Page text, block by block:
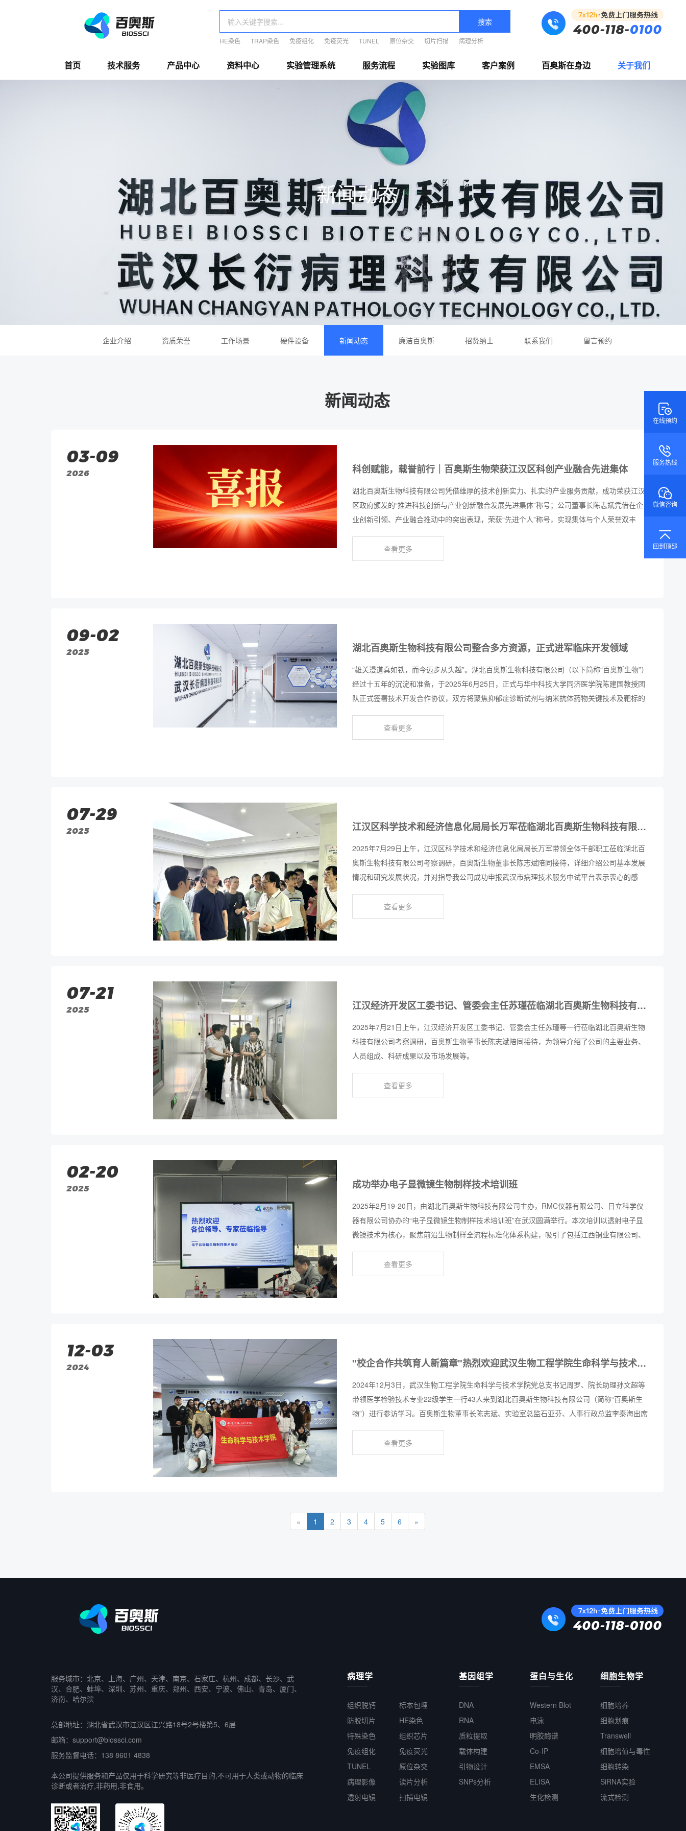
搜索
HE染色 TRAP染色 免疫组化 免疫荧光 TUNEL 原位杂交 切片扫描 病理分析
首页 技术服务 产品中心 资料中心 实验管理系统 服务流程 实验图库 客户案例 百奥斯在身边 关于我们
新闻动态
企业介绍 资质荣誉 工作场景 硬件设备 新闻动态 廉洁百奥斯 招贤纳士 联系我们 留言预约
新闻动态
03-09
2026 科创赋能，载誉前行｜百奥斯生物荣获江汉区科创产业融合先进集体
湖北百奥斯生物科技有限公司凭借雄厚的技术创新实力、扎实的产业服务贡献，成功荣获江汉
区政府颁发的“推进科技创新与产业创新融合发展先进集体”称号；公司董事长陈志斌凭借在企
业创新引领、产业融合推动中的突出表现，荣获“先进个人”称号，实现集体与个人荣誉双丰
查看更多
09-02
2025 湖北百奥斯生物科技有限公司整合多方资源，正式进军临床开发领域
“雄关漫道真如铁，而今迈步从头越”。湖北百奥斯生物科技有限公司（以下简称“百奥斯生物”）
经过十五年的沉淀和准备，于2025年6月25日，正式与华中科技大学同济医学院陈建国教授团
队正式签署技术开发合作协议，双方将聚焦抑郁症诊断试剂与纳米抗体药物关键技术及靶标的
此次合作标志着百奥斯生物正式布局抑郁症医药原创研发领域，是整合顶尖研发资源、迈向创
新药物与精准诊断的重要里程碑，拉开了向世界性攻坚难题进军的序幕。
查看更多
07-29
2025 江汉区科学技术和经济信息化局局长万军莅临湖北百奥斯生物科技有限公司考察调研
2025年7月29日上午，江汉区科学技术和经济信息化局局长万军带领全体干部职工莅临湖北百
奥斯生物科技有限公司考察调研，百奥斯生物董事长陈志斌陪同接待，详细介绍公司基本发展
情况和研究发展状况，并对指导我公司成功申报武汉市病理技术服务中试平台表示衷心的感
查看更多
07-21
2025 江汉经济开发区工委书记、管委会主任苏瑾莅临湖北百奥斯生物科技有限公司考察调研导
2025年7月21日上午，江汉经济开发区工委书记、管委会主任苏瑾等一行莅临湖北百奥斯生物
科技有限公司考察调研，百奥斯生物董事长陈志斌陪同接待，为领导介绍了公司的主要业务、
人员组成、科研成果以及市场发展等。
查看更多
02-20
2025 成功举办电子显微镜生物制样技术培训班
2025年2月19-20日，由湖北百奥斯生物科技有限公司主办，RMC仪器有限公司、日立科学仪
器有限公司协办的“电子显微镜生物制样技术培训班”在武汉圆满举行。本次培训以透射电子显
微镜技术为核心，聚焦前沿生物制样全流程标准化体系构建，吸引了包括江西铜业有限公司、
技术进步，推进科研成果转化。
查看更多
12-03
2024 "校企合作共筑育人新篇章"热烈欢迎武汉生物工程学院生命科学与技术学院师生莅临我司参观交流
2024年12月3日，武汉生物工程学院生命科学与技术学院党总支书记周罗、院长助理孙文超等
带领医学检验技术专业22级学生一行43人来到湖北百奥斯生物科技有限公司（简称“百奥斯生
物”）进行参访学习。百奥斯生物董事长陈志斌、实验室总监石亚芬、人事行政总监李秦海出席
查看更多
« 1 2 3 4 5 6 »
服务城市：北京、上海、广州、天津、南京、石家庄、杭州、成都、长沙、武
汉、合肥、蚌埠、深圳、苏州、重庆、郑州、西安、宁波、佛山、青岛、厦门、
济南、哈尔滨
总部地址：湖北省武汉市江汉区江兴路18号2号楼第5、6层
邮箱：support@biossci.com
服务监督电话：138 8601 4838
本公司提供服务和产品仅用于科学研究等非医疗目的,不可用于人类或动物的临床
诊断或者治疗,非药用,非食用。
病理学
组织脱钙
标本包埋
防脱切片
HE染色
特殊染色
组织芯片
免疫组化
免疫荧光
TUNEL
原位杂交
病理影像
读片分析
透射电镜
扫描电镜
基因组学
DNA
RNA
质粒提取
载体构建
引物设计
SNPs分析
蛋白与生化
Western Blot
电泳
明胶酶谱
Co-IP
EMSA
ELISA
生化检测
细胞生物学
细胞培养
细胞划痕
Transwell
细胞增值与毒性
细胞转染
SiRNA实验
流式检测
在线预约
服务热线
微信咨询
回到顶部